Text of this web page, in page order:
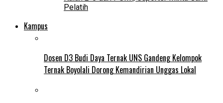
Pelatih
Kampus
Dosen D3 Budi Daya Ternak UNS Gandeng Kelompok
Ternak Boyolali Dorong Kemandirian Unggas Lokal